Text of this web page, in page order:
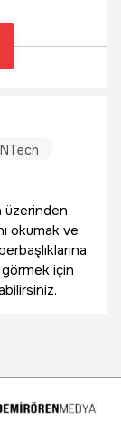
üzerinden
okumak ve
için